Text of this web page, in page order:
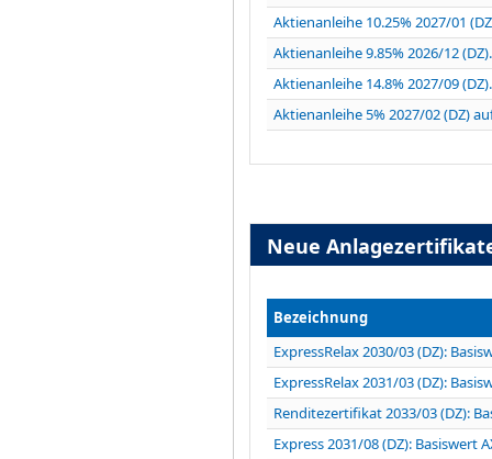
Aktienanleihe 10.25% 2027/01
Aktienanleihe 9.85% 2026/12
Aktienanleihe 14.8% 2027/09
Aktienanleihe 5% 2027/02 (DZ)
Neue
Bezeichnung
ExpressRelax 2030/03 (DZ):
ExpressRelax 2031/03 (DZ):
Renditezertifikat 2033/03 (DZ):
Express 2031/08 (DZ): Basiswert